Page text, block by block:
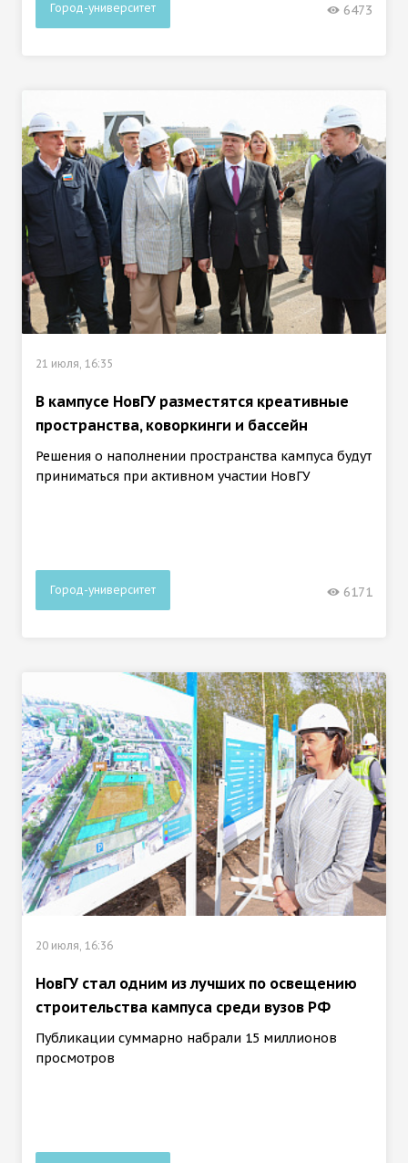
Город-университет 6473
21 июля, 16:35
В кампусе НовГУ разместятся креативные
пространства, коворкинги и бассейн
Решения о наполнении пространства кампуса будут
приниматься при активном участии НовГУ
Город-университет 6171
20 июля, 16:36
НовГУ стал одним из лучших по освещению
строительства кампуса среди вузов РФ
Публикации суммарно набрали 15 миллионов
просмотров